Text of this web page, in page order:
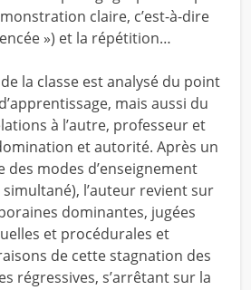
claire, c’est-à-dire
») et la répétition…
la classe est analysé du point
mais aussi du
à l’autre, professeur et
et autorité. Après un
des modes d’enseignement
l’auteur revient sur
dominantes, jugées
et procédurales et
de cette stagnation des
régressives, s’arrêtant sur la